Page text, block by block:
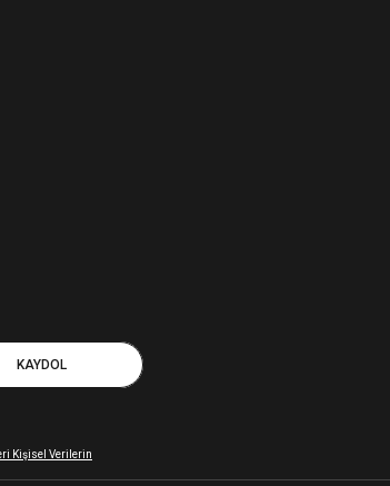
KAYDOL
Kişisel Verilerin